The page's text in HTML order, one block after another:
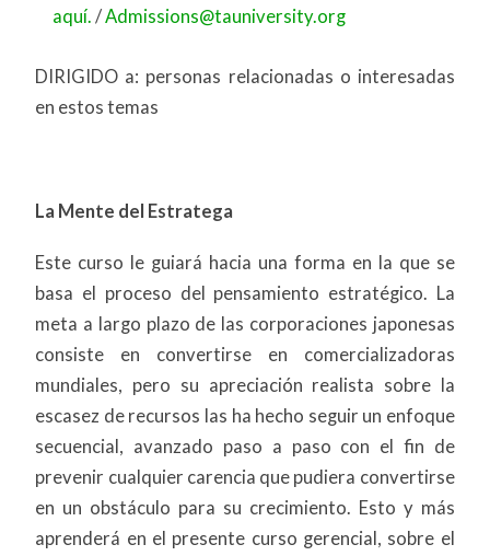
aquí. /Admissions@tauniversity.org
DIRIGIDO a: personas relacionadas o interesadas
en estos temas
La Mente del Estratega
Este curso le guiará hacia una forma en la que se
basa el proceso del pensamiento estratégico. La
meta a largo plazo de las corporaciones japonesas
consiste en convertirse en comercializadoras
mundiales, pero su apreciación realista sobre la
escasez de recursos las ha hecho seguir un enfoque
secuencial, avanzado paso a paso con el fin de
prevenir cualquier carencia que pudiera convertirse
en un obstáculo para su crecimiento. Esto y más
aprenderá en el presente curso gerencial, sobre el